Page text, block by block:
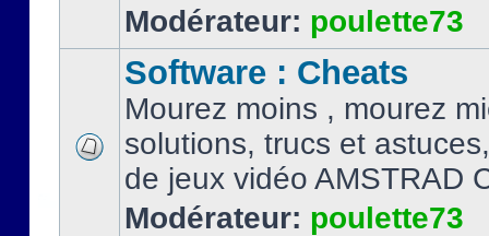
Modérateur: poulette73
Software : Cheats
Mourez moins , mourez
solutions, trucs et
de jeux vidéo AMSTRAD
Modérateur: poulette73